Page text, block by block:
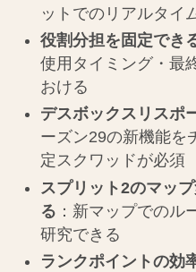
ットでのリアルタイ
役割分担を固定でき
使用タイミング・最
おける
デスボックスリスポ
ーズン29の新機能を
定スクワッドが必須
スプリット2のマッ
る ：新マップでのル
研究できる
ランクポイントの効